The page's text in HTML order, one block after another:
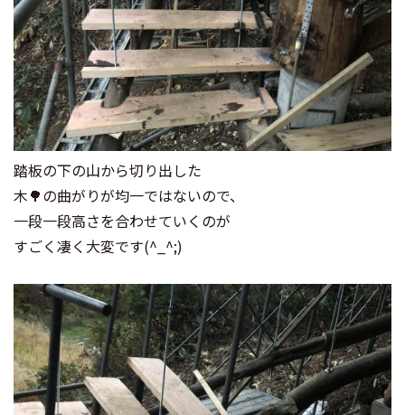
踏板の下の山から切り出した
木🌳の曲がりが均一ではないので、
一段一段高さを合わせていくのが
すごく凄く大変です(^_^;)